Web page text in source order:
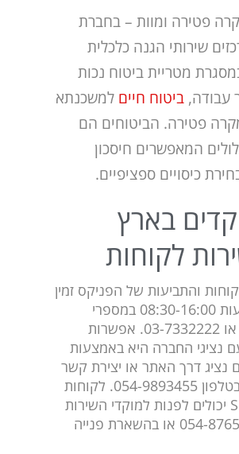
פטירה ומוות – בחברת
שירותי הגנה כלכלית
מטריית ביטוח נכות
עבודה, ביטוח חיים למשכנתא
פטירה. הביטוחים הם
המאפשרים חיסכון
כיסויים ספציפיים.
בארץ
לקוחות
והתביעות של הפניקס זמין
בימים א’-ה’ בשעות 08:30-16:00 במספרי
הטלפון 3455* או 03-7332222. אפשרות
נציגי החברה היא באמצעות
נציג דרך האתר או יצירת קשר
ב-WhatsApp בטלפון 054-9893455. לקוחות
הפניקס SMART יכולים לפנות למוקדי השירות
גם בטלפון 054-8765432 או בהשארת פנייה